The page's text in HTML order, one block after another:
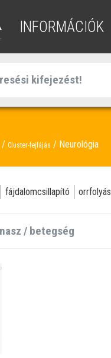
INFORMÁCIÓK
Cluster-fejfájás Neurológia
fájdalomcsillapító orrfolyás